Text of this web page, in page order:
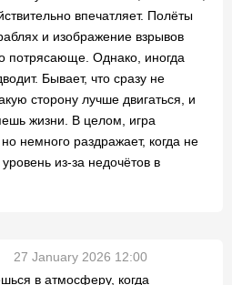
впечатляет. Полёты
и изображение взрывов
потрясающе. Однако, иногда
Бывает, что сразу не
сторону лучше двигаться, и
жизни. В целом, игра
немного раздражает, когда не
из-за недочётов в
27 January 2026 12:00
в атмосферу, когда